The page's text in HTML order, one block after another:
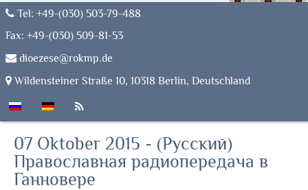
Tel: +49-(030) 503-79-488
Fax: +49-(030) 509-81-53
dioezese@rokmp.de
Wildensteiner Straße 10, 10318 Berlin, Deutschland
07 Oktober 2015 - (Русский)
Православная радиопередача в
Ганновере